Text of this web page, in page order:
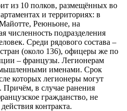
из 10 полков, размещённых во
и территориях: в
Реюньоне, на
численность подразделения
Среди рядового состава –
(около 136), офицеры же по
– французы. Легионерам
именами. Срок
которых легионеры могут
в случае ранения
гражданство, не
контракта.